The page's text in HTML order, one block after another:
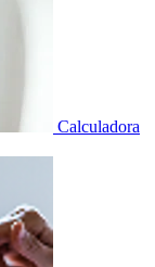
Calculadora